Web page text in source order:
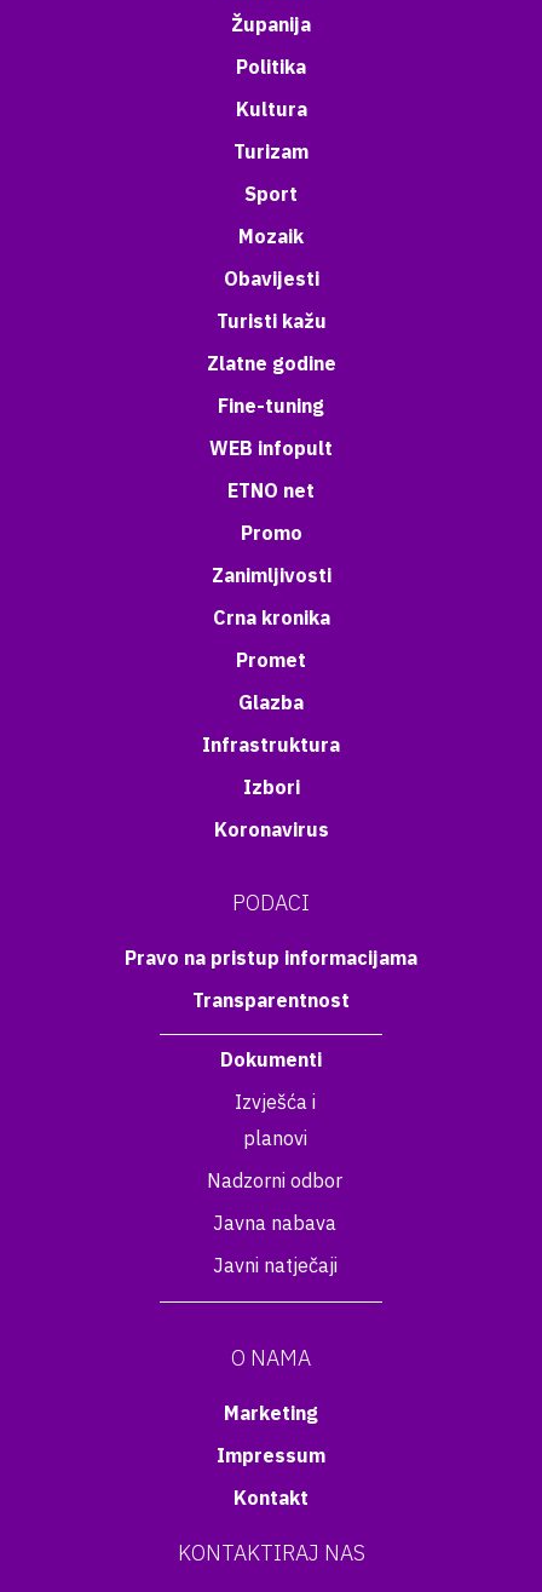
Županija
Politika
Kultura
Turizam
Sport
Mozaik
Obavijesti
Turisti kažu
Zlatne godine
Fine-tuning
WEB infopult
ETNO net
Promo
Zanimljivosti
Crna kronika
Promet
Glazba
Infrastruktura
Izbori
Koronavirus
PODACI
Pravo na pristup informacijama
Transparentnost
Dokumenti
Izvješća i
planovi
Nadzorni odbor
Javna nabava
Javni natječaji
O NAMA
Marketing
Impressum
Kontakt
KONTAKTIRAJ NAS